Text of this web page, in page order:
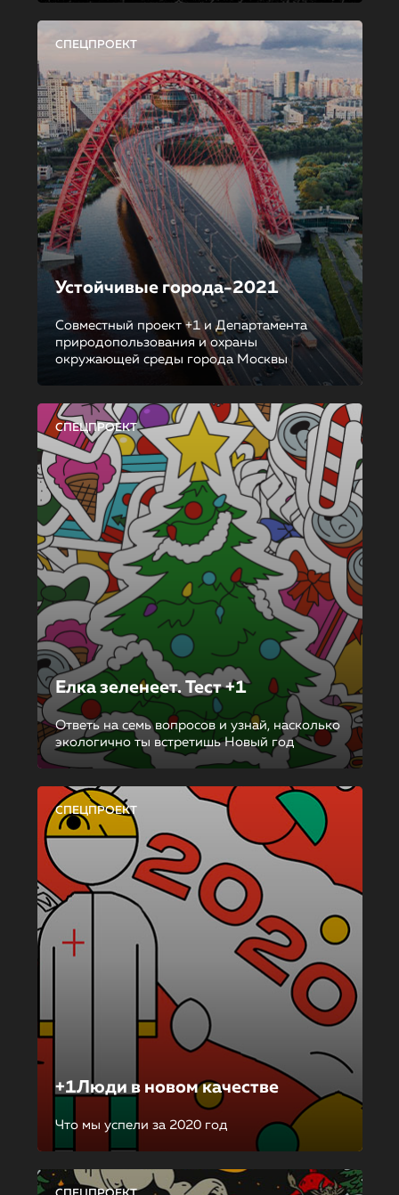
СПЕЦПРОЕКТ
Устойчивые города-2021
Совместный проект +1 и Департамента
природопользования и охраны
окружающей среды города Москвы
СПЕЦПРОЕКТ
Елка зеленеет. Тест +1
Ответь на семь вопросов и узнай, насколько
экологично ты встретишь Новый год
СПЕЦПРОЕКТ
+1Люди в новом качестве
Что мы успели за 2020 год